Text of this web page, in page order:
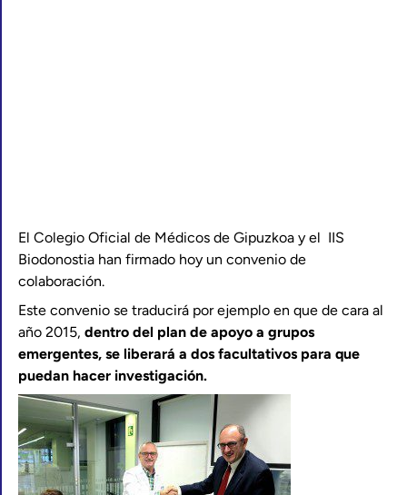
El Colegio Oficial de Médicos de Gipuzkoa y el IIS
Biodonostia han firmado hoy un convenio de
colaboración.
Este convenio se traducirá por ejemplo en que de cara al
año 2015, dentro del plan de apoyo a grupos
emergentes, se liberará a dos facultativos para que
puedan hacer investigación.